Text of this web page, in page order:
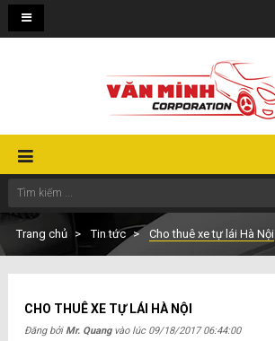
Toggle
navigation
Trang chủ Tin tức Cho thuê xe tự lái Hà Nội
CHO THUÊ XE TỰ LÁI HÀ NỘI
Đăng bởiMr. Quangvào lúc 09/18/2017 06:44:00